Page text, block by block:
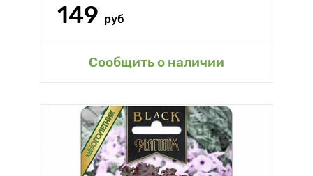
149 руб
Сообщить о наличии